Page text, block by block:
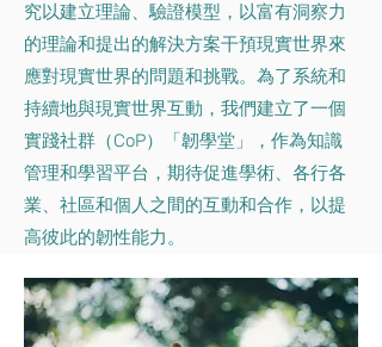
究以建立理論、驗證模型，以富有洞察力
的理論和提出的解決方案干預現實世界來
應對現實世界的問題和挑戰。為了系統和
持續地與現實世界互動，我們建立了一個
實踐社群（CoP）「韌學堂」，作為知識
管理和學習平台，期待促進學術、各行各
業、社區和個人之間的互動和合作，以提
高彼此的韌性能力。